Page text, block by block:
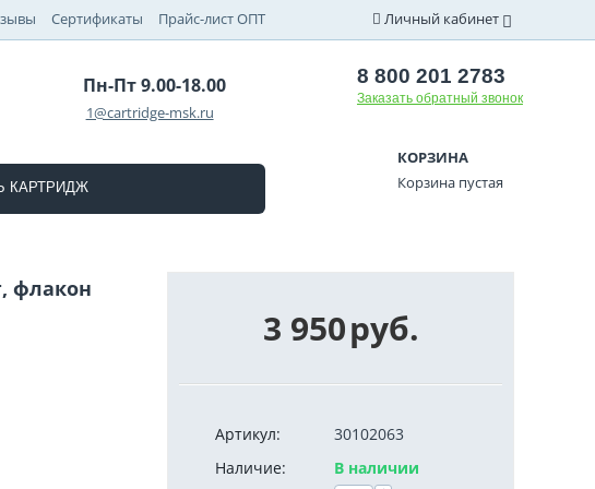
Сертификаты Прайс-лист ОПТ Личный кабинет
Пн-Пт 9.00-18.00
1@cartridge-msk.ru
8 800 201 2783
Заказать обратный звонок
КАРТРИДЖ
КОРЗИНА
Корзина пустая
флакон
3 950руб.
Артикул:
30102063
Наличие:
В наличии